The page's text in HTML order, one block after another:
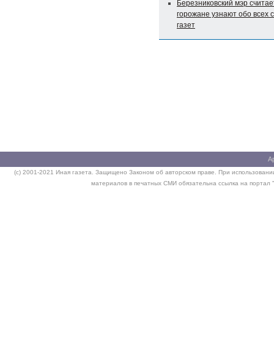
Березниковский мэр
горожане узнают обо всех
газет
(c) 2001-2021 Иная газета. Защищено Законом об авторском праве. При
материалов в печатных СМИ обязательна ссылка на